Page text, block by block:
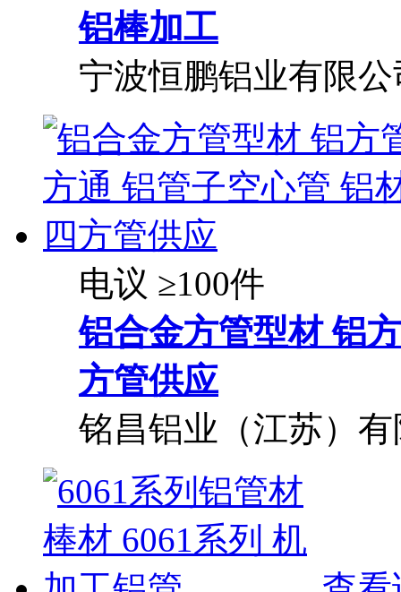
铝棒加工
宁波恒鹏铝业有限公
电议 ≥100件
铝合金方管型材 铝
方管供应
铭昌铝业（江苏）